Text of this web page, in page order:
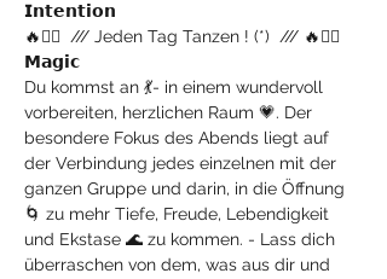
𝗜𝗻𝘁𝗲𝗻𝘁𝗶𝗼𝗻
🔥❤‍💃  /// Jeden Tag Tanzen ! (*)  /// 🔥❤‍💃
𝗠𝗮𝗴𝗶𝗰
Du kommst an 💃- in einem wundervoll
vorbereiten, herzlichen Raum 💗. Der
besondere Fokus des Abends liegt auf
der Verbindung jedes einzelnen mit der
ganzen Gruppe und darin, in die Öffnung
🌀 zu mehr Tiefe, Freude, Lebendigkeit
und Ekstase 🌊 zu kommen. - Lass dich
überraschen von dem, was aus dir und